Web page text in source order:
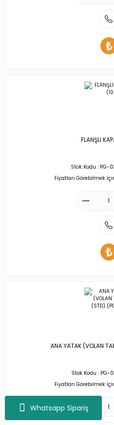
Whatsapp Sipariş
FLANŞLI
Stok Kodu : PG-
Fiyatları Görebilmek
ANA YATAK (VOLAN
Stok Kodu : PG-
Fiyatları Görebilmek